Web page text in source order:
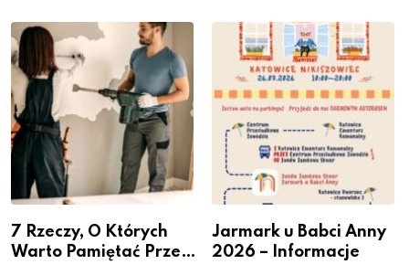
– nabór dla
przedsiębiorców
Podlesiu
7 Rzeczy, O Których
Warto Pamiętać Przed
Jarmark u Babci Anny
2026 – Informacje